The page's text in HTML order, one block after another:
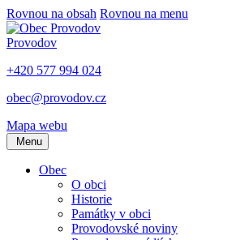
Rovnou na obsah Rovnou na menu
Provodov
+420 577 994 024
obec@provodov.cz
Mapa webu
Menu
Obec
O obci
Historie
Památky v obci
Provodovské noviny